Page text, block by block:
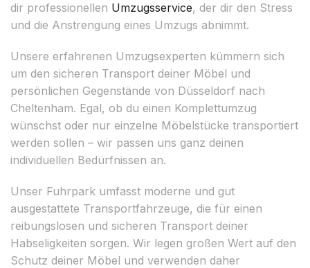
dir professionellen Umzugsservice, der dir den Stress
und die Anstrengung eines Umzugs abnimmt.
Unsere erfahrenen Umzugsexperten kümmern sich
um den sicheren Transport deiner Möbel und
persönlichen Gegenstände von Düsseldorf nach
Cheltenham. Egal, ob du einen Komplettumzug
wünschst oder nur einzelne Möbelstücke transportiert
werden sollen – wir passen uns ganz deinen
individuellen Bedürfnissen an.
Unser Fuhrpark umfasst moderne und gut
ausgestattete Transportfahrzeuge, die für einen
reibungslosen und sicheren Transport deiner
Habseligkeiten sorgen. Wir legen großen Wert auf den
Schutz deiner Möbel und verwenden daher